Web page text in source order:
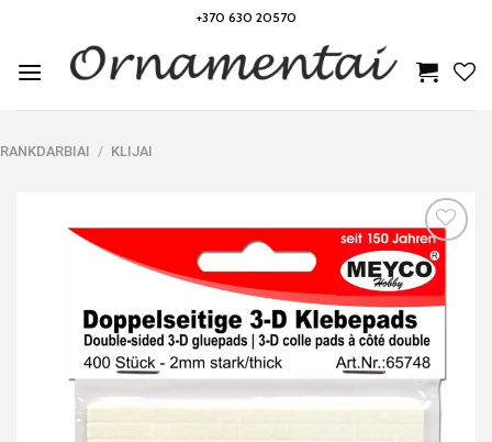
content
+370 630 20570
RANKDARBIAI / KLIJAI
Noriu!